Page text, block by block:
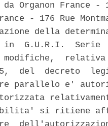
da Organon France -
- 176 Rue
della
in  G.U.R.I.  Serie
modifiche,
del  decreto
parallelo e'
si ritiene